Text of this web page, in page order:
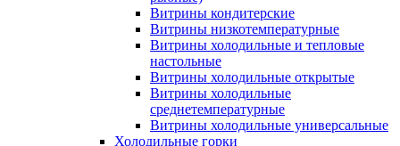
Витрины кондитерские
Витрины низкотемпературные
Витрины холодильные и тепловые
настольные
Витрины холодильные открытые
Витрины холодильные
среднетемпературные
Витрины холодильные универсальные
Холодильные горки